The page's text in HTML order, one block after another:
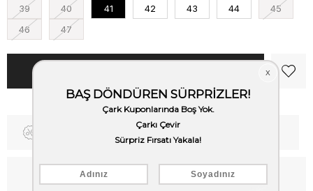
39 40 41 42 43 44
45
46
47
WhatsApp’tan Bilgi Al